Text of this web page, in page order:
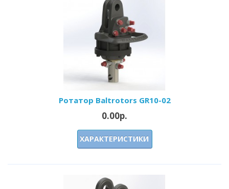
Ротатор Baltrotors GR10-02
0.00р.
ХАРАКТЕРИСТИКИ